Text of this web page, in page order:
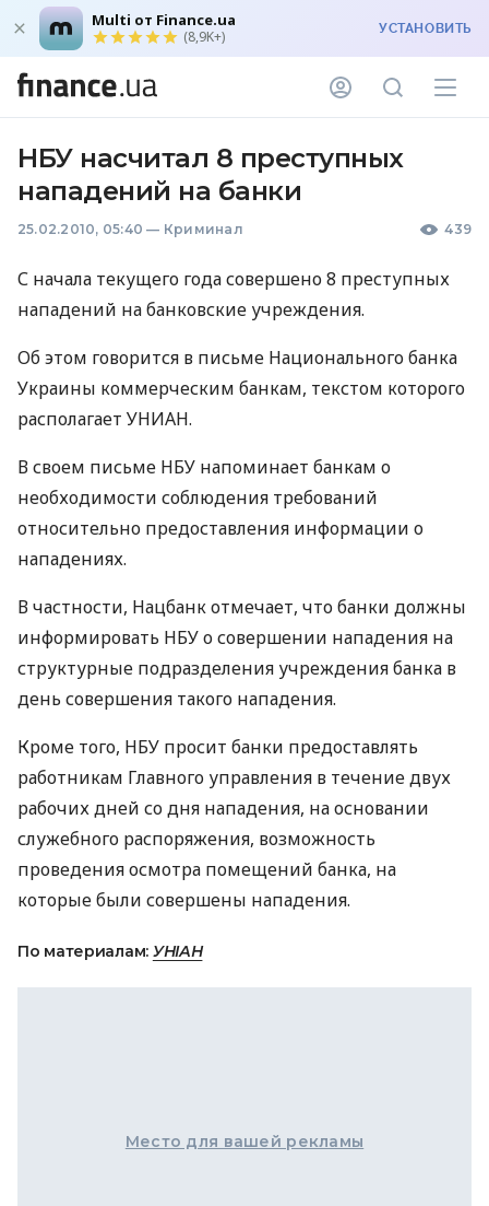
Multi от Finance.ua
(8,9K+) УСТАНОВИТЬ
НБУ насчитал 8 преступных
нападений на банки
25.02.2010, 05:40 — Криминал 439
С начала текущего года совершено 8 преступных
нападений на банковские учреждения.
Об этом говорится в письме Национального банка
Украины коммерческим банкам, текстом которого
располагает УНИАН.
В своем письме НБУ напоминает банкам о
необходимости соблюдения требований
относительно предоставления информации о
нападениях.
В частности, Нацбанк отмечает, что банки должны
информировать НБУ о совершении нападения на
структурные подразделения учреждения банка в
день совершения такого нападения.
Кроме того, НБУ просит банки предоставлять
работникам Главного управления в течение двух
рабочих дней со дня нападения, на основании
служебного распоряжения, возможность
проведения осмотра помещений банка, на
которые были совершены нападения.
По материалам: УНІАН
Место для вашей рекламы